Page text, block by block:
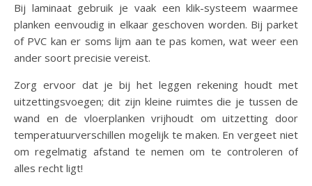
Bij laminaat gebruik je vaak een klik-systeem waarmee
planken eenvoudig in elkaar geschoven worden. Bij parket
of PVC kan er soms lijm aan te pas komen, wat weer een
ander soort precisie vereist.
Zorg ervoor dat je bij het leggen rekening houdt met
uitzettingsvoegen; dit zijn kleine ruimtes die je tussen de
wand en de vloerplanken vrijhoudt om uitzetting door
temperatuurverschillen mogelijk te maken. En vergeet niet
om regelmatig afstand te nemen om te controleren of
alles recht ligt!